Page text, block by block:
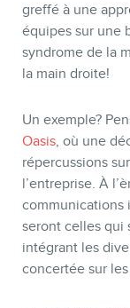
greffé à une
équipes sur une
syndrome de la
la main droite!
Un exemple?
Oasis, où une
répercussions
l’entreprise. À
communications
seront celles qui
intégrant les
concertée sur